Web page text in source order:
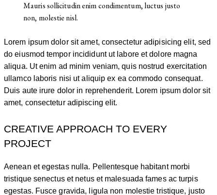
Mauris sollicitudin enim condimentum, luctus justo
non, molestie nisl.
Lorem ipsum dolor sit amet, consectetur adipisicing elit, sed
do eiusmod tempor incididunt ut labore et dolore magna
aliqua. Ut enim ad minim veniam, quis nostrud exercitation
ullamco laboris nisi ut aliquip ex ea commodo consequat.
Duis aute irure dolor in reprehenderit. Lorem ipsum dolor sit
amet, consectetur adipiscing elit.
CREATIVE APPROACH TO EVERY
PROJECT
Aenean et egestas nulla. Pellentesque habitant morbi
tristique senectus et netus et malesuada fames ac turpis
egestas. Fusce gravida, ligula non molestie tristique, justo